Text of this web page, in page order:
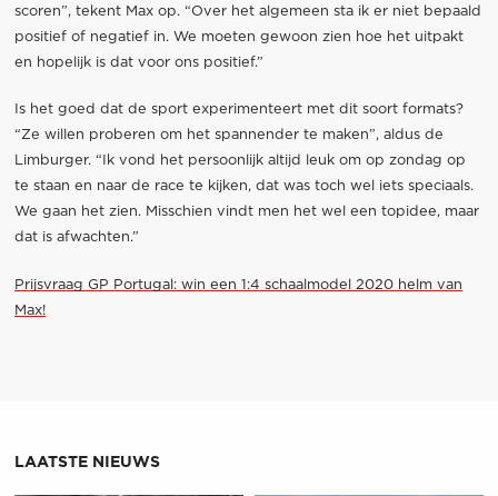
scoren”, tekent Max op. “Over het algemeen sta ik er niet bepaald
positief of negatief in. We moeten gewoon zien hoe het uitpakt
en hopelijk is dat voor ons positief.”
Is het goed dat de sport experimenteert met dit soort formats?
“Ze willen proberen om het spannender te maken”, aldus de
Limburger. “Ik vond het persoonlijk altijd leuk om op zondag op
te staan en naar de race te kijken, dat was toch wel iets speciaals.
We gaan het zien. Misschien vindt men het wel een topidee, maar
dat is afwachten.”
Prijsvraag GP Portugal: win een 1:4 schaalmodel 2020 helm van
Max!
LAATSTE NIEUWS